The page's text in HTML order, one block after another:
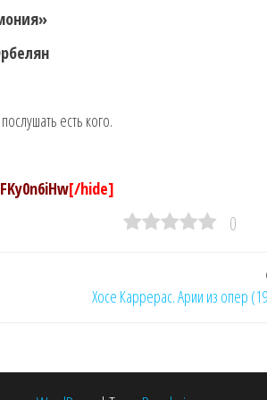
есть кого.
[/hide]
0
Хосе Каррерас. Арии из опер